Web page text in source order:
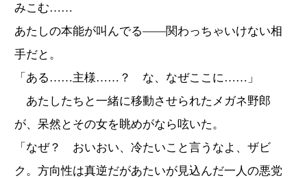
みこむ……
あたしの本能が叫んでる――関わっちゃいけない相
手だと。
「ある……主様……？ な、なぜここに……」
あたしたちと一緒に移動させられたメガネ野郎
が、呆然とその女を眺めがなら呟いた。
「なぜ？ おいおい、冷たいこと言うなよ、ザビ
ク。方向性は真逆だがあたいが見込んだ一人の悪党